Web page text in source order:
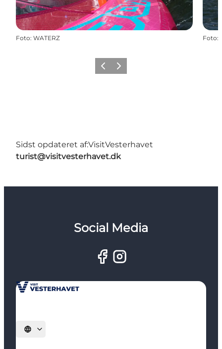
Foto: WATERZ Foto:
ForrigeNæste
Sidst opdateret af:VisitVesterhavet
turist@visitvesterhavet.dk
Social Media
Vælg sprog